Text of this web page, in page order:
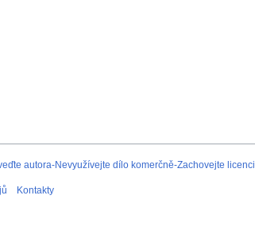
autora-Nevyužívejte dílo komerčně-Zachovejte licenci
Kontakty